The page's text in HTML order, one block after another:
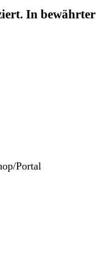
In bewährter
Portal